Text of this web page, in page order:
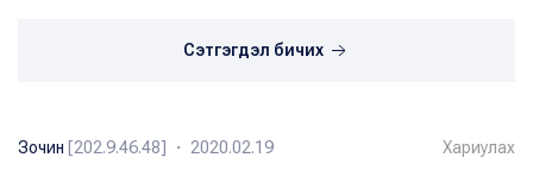
Сэтгэгдэл бичих
Зочин [202.9.46.48] ・ 2020.02.19 Хариулах